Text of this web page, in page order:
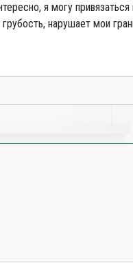
я могу
нарушает мои